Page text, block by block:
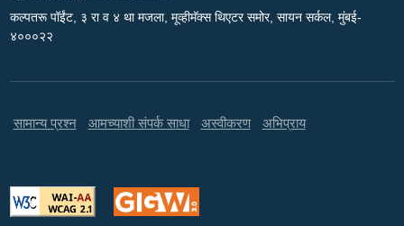
कल्पतरू पॉईंट, ३ रा व ४ था मजला, मूव्हीमॅक्स थिएटर समोर, सायन सर्कल, मुंबई-
४०००२२
सामान्य प्रश्न आमच्याशी संपर्क साधा अस्वीकरण अभिप्राय